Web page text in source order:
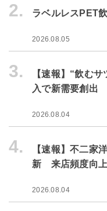
2. ラベルレスPET
2026.08.05
3.
【速報】“飲む
入で新需要創出
2026.08.04
4.
【速報】不二家
新 来店頻度向
2026.08.04